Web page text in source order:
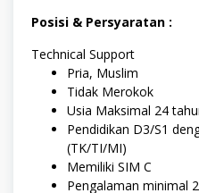
Posisi & Persyaratan :
Technical Support
Pria, Muslim
Tidak Merokok
Usia Maksimal 24
Pendidikan D3/S1
(TK/TI/MI)
Memiliki SIM C
Pengalaman minimal